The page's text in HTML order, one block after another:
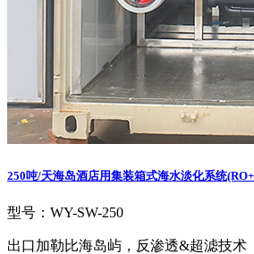
250吨/天海岛酒店用集装箱式海水淡化系统
型号：WY-SW-250
出口加勒比海岛屿，反渗透&超滤技术